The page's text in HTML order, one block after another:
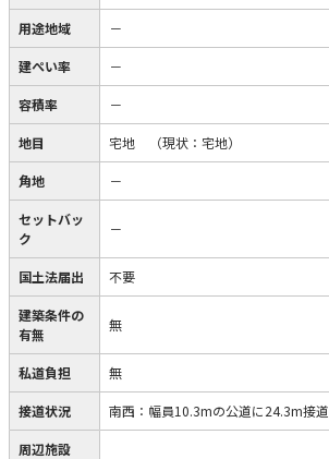
用途地域 －
建ぺい率 －
容積率 －
地目 宅地 （現状：宅地）
角地 －
セットバッ
ク
－
国土法届出 不要
建築条件の
有無
無
私道負担 無
接道状況 南西：幅員10.3mの公道に24.3m接道
周辺施設